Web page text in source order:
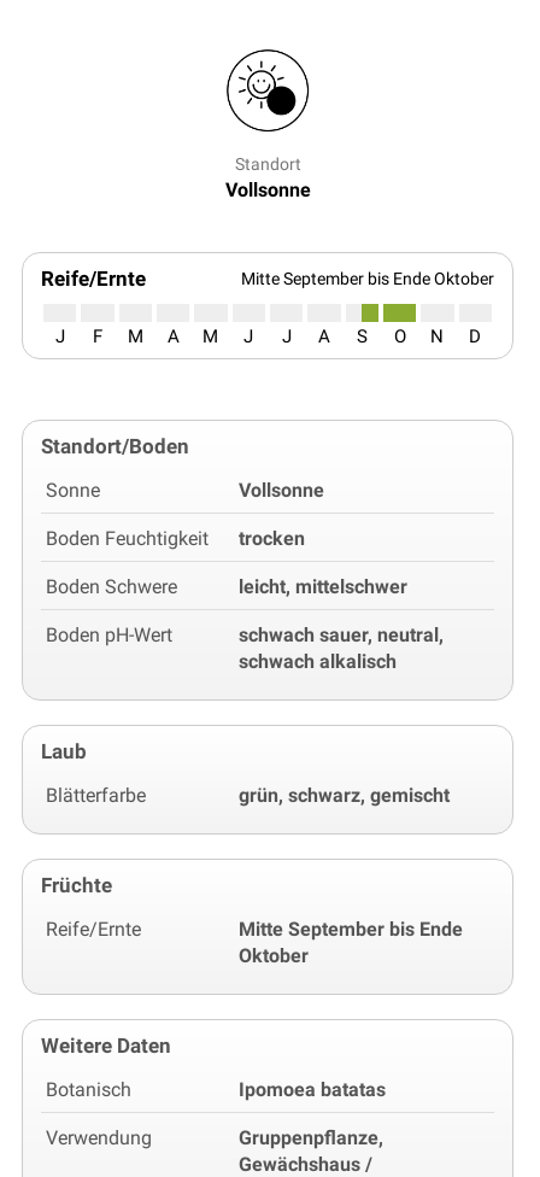
Standort
Vollsonne
Reife/Ernte Mitte September bis Ende Oktober
J F M A M J J A S O N D
Standort/Boden
Sonne Vollsonne
Boden Feuchtigkeit trocken
Boden Schwere leicht, mittelschwer
Boden pH-Wert
schwach sauer, neutral,
schwach alkalisch
Laub
Blätterfarbe grün, schwarz, gemischt
Früchte
Reife/Ernte
Mitte September bis Ende
Oktober
Weitere Daten
Botanisch Ipomoea batatas
Verwendung
Gruppenpflanze,
Gewächshaus /